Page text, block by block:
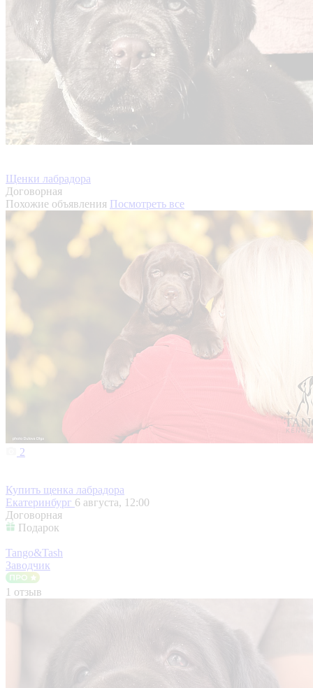
Щенки лабрадора
Договорная
Похожие объявления Посмотреть все
2
Купить щенка лабрадора
Екатеринбург 6 августа, 12:00
Договорная
Подарок
Tango&Tash
Заводчик
1 отзыв